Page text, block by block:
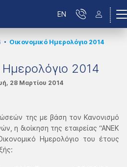
EN
Οικονομικό Ημερολόγιο 2014
Ημερολόγιο 2014
28 Μαρτίου 2014
της με βάση τον Κανονισμό
η διοίκηση της εταιρείας “ΑΝΕΚ
Ημερολόγιο του έτους